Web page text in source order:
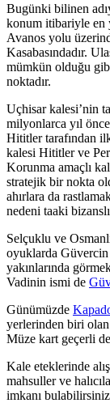
Bugünki bilinen
konum itibariyle en
Avanos yolu
Kasabasındadır.
mümkün olduğu
noktadır.
Uçhisar kalesi’nin
milyonlarca yıl
Hititler tarafından
kalesi Hititler ve
Korunma amaçlı
stratejik bir nokta
ahırlara da
nedeni taaki
Selçuklu ve
oyuklarda
yakınlarında
Vadinin ismi de
Günümüzde
yerlerinden biri
Müze kart geçerli
Kale eteklerinde
mahsuller ve
imkanı